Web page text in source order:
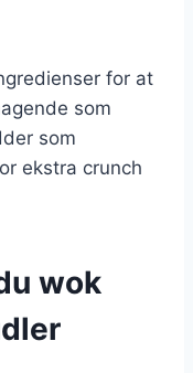
for at
som
som
ekstra crunch
wok